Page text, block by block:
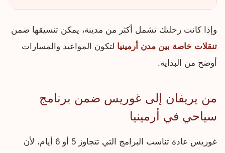
وإذا كانت رحلتك تشمل أكثر من مدينة، يمكن تنسيقها ضمن
تنقلات خاصة بين مدن أرمينيا لتكون المواعيد والمسارات
أوضح من البداية.
من يريفان إلى غوريس ضمن برنامج
سياحي في أرمينيا
غوريس عادة تناسب البرامج التي تتجاوز 5 أو 6 أيام، لأن